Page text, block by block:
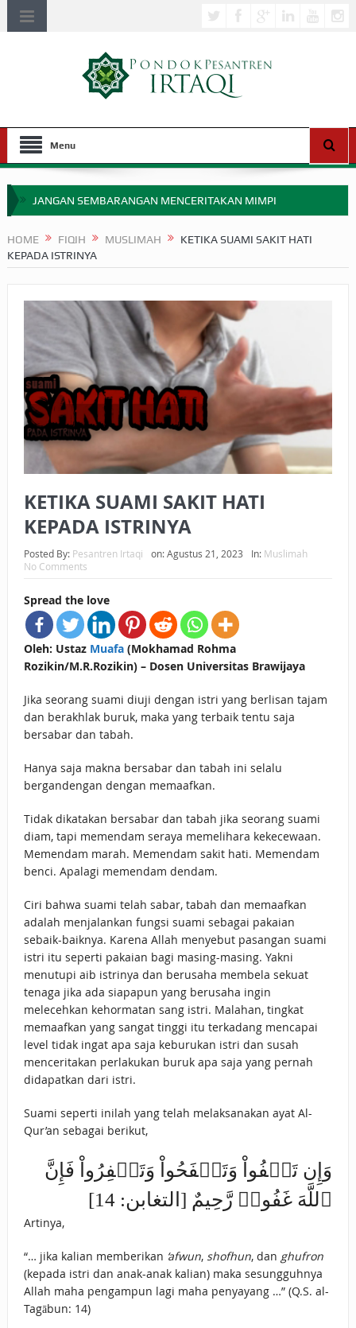
Menu
JANGAN SEMBARANGAN MENCERITAKAN MIMPI
MIMPI YANG DIABAIKAN MENJELANG PERANG BADAR
SEBELUM TIBA SAAT WAJIB?
HAKIKAT NIKMAT DI DUNIA!
BAGAIMANA CARA MEMBAYAR ZAKAT UANG?
UANG HARAM BISA MENJADI HALAL JIKA SEBAB
KEPEMILIKANNYA BERUBAH
ISTIDLAL BATIL VS ISTIDLAL SYAR’I
BAHASA CINTA KARENA ALLAH
HUKUM MEMBAYAR ZAKAT DENGAN CARA MENGANGSUR
HUKUM MEMBAYAR ZAKAT KEPADA KERABAT SENDIRI
HOME FIQIH MUSLIMAH
KETIKA SUAMI SAKIT HATI
KEPADA ISTRINYA
KETIKA SUAMI SAKIT HATI
KEPADA ISTRINYA
Posted By: Pesantren Irtaqi on:Agustus 21, 2023 In: Muslimah
No Comments
Spread the love
Oleh: Ustaz Muafa(Mokhamad Rohma
Rozikin/M.R.Rozikin) – Dosen Universitas Brawijaya
Jika seorang suami diuji dengan istri yang berlisan tajam
dan berakhlak buruk, maka yang terbaik tentu saja
bersabar dan tabah.
Hanya saja makna bersabar dan tabah ini selalu
bergandengan dengan memaafkan.
Tidak dikatakan bersabar dan tabah jika seorang suami
diam, tapi memendam seraya memelihara kekecewaan.
Memendam marah. Memendam sakit hati. Memendam
benci. Apalagi memendam dendam.
Ciri bahwa suami telah sabar, tabah dan memaafkan
adalah menjalankan fungsi suami sebagai pakaian
sebaik-baiknya. Karena Allah menyebut pasangan suami
istri itu seperti pakaian bagi masing-masing. Yakni
menutupi aib istrinya dan berusaha membela sekuat
tenaga jika ada siapapun yang berusaha ingin
melecehkan kehormatan sang istri. Malahan, tingkat
memaafkan yang sangat tinggi itu terkadang mencapai
level tidak ingat apa saja keburukan istri dan susah
menceritakan perlakukan buruk apa saja yang pernah
didapatkan dari istri.
Suami seperti inilah yang telah melaksanakan ayat Al-
Qur’an sebagai berikut,
وَإِن ‌تَعۡفُواْ ‌وَتَصۡفَحُواْ ‌وَتَغۡفِرُواْ فَإِنَّ
ٱللَّهَ غَفُورٞ رَّحِيمٌ [التغابن: 14]
Artinya,
“… jika kalian memberikan ‘afwun, shofhun, dan ghufron
(kepada istri dan anak-anak kalian) maka sesungguhnya
Allah maha pengampun lagi maha penyayang …” (Q.S. al-
Tagābun: 14)